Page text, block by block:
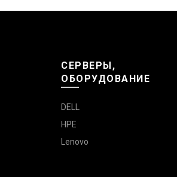
СЕРВЕРЫ,
ОБОРУДОВАНИЕ
DELL
HPE
Lenovo